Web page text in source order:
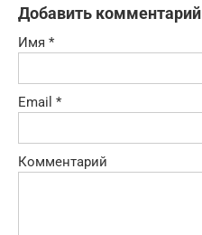
Добавить комментарий
Имя *
Email *
Комментарий